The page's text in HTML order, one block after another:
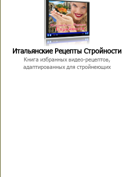
Итальянские Рецепты Стройности
Книга избранных видео-рецептов,
адаптированных для стройнеющих